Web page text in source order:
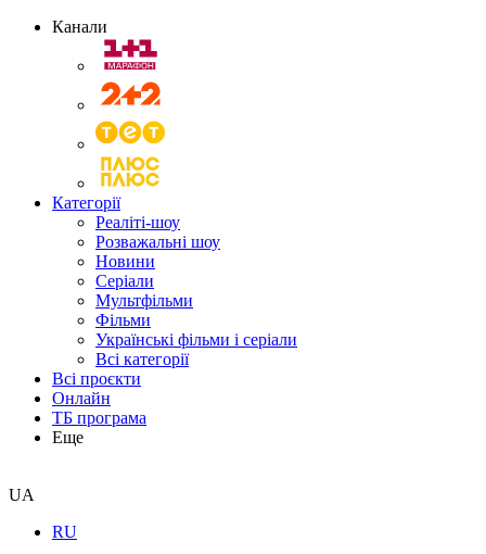
Канали
Категорії
Реаліті-шоу
Розважальні шоу
Новини
Серіали
Мультфільми
Фільми
Українські фільми і серіали
Всі категорії
Всі проєкти
Онлайн
ТБ програма
Еще
UA
RU